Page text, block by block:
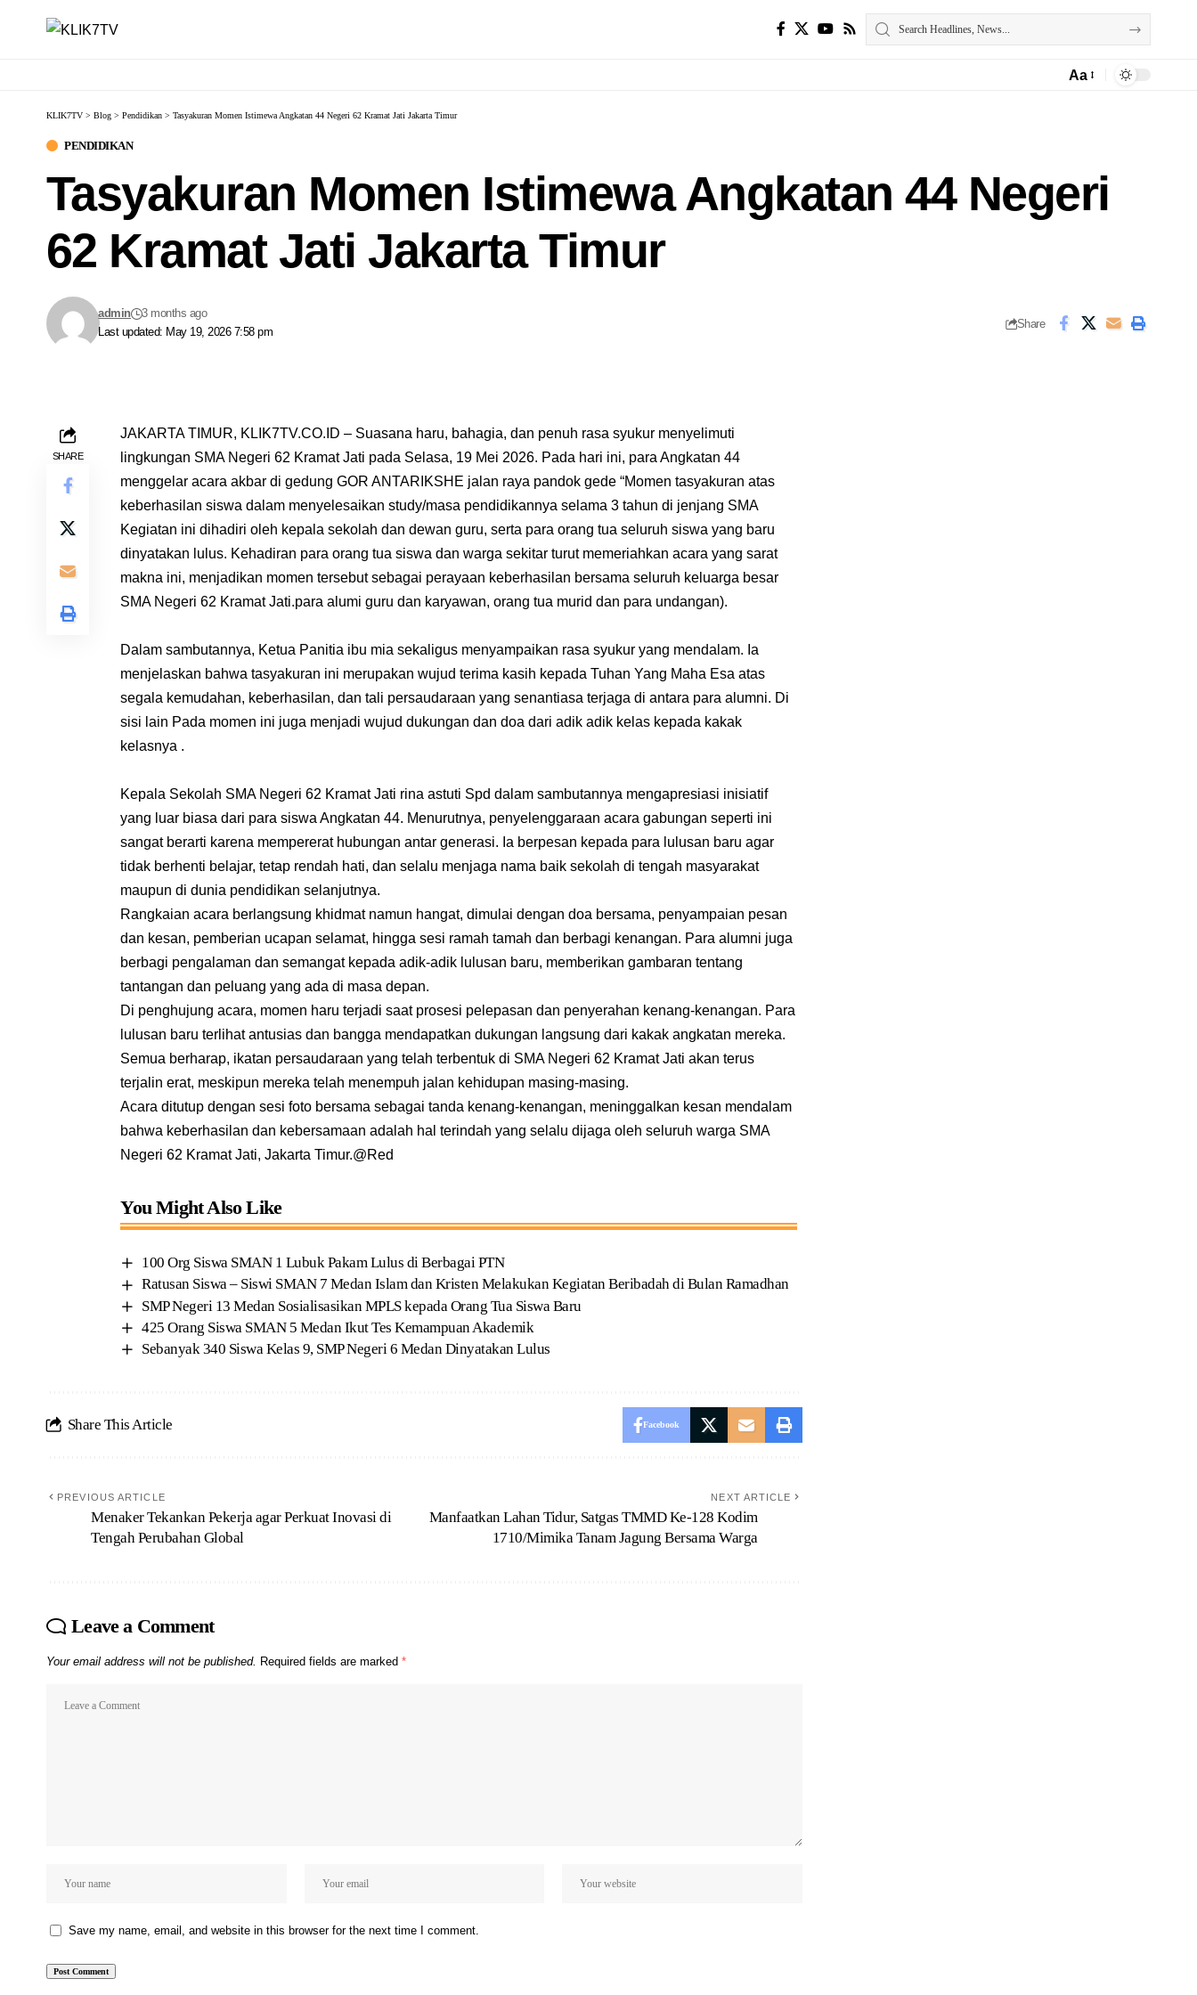
Aa
KLIK7TV > Blog > Pendidikan > Tasyakuran Momen Istimewa Angkatan 44 Negeri 62 Kramat Jati Jakarta Timur
PENDIDIKAN
Tasyakuran Momen Istimewa Angkatan 44 Negeri
62 Kramat Jati Jakarta Timur
Last updated: May 19, 2026 7:58 pm
admin 3 months ago
Share
SHARE
JAKARTA TIMUR, KLIK7TV.CO.ID – Suasana haru, bahagia, dan penuh rasa syukur menyelimuti
lingkungan SMA Negeri 62 Kramat Jati pada Selasa, 19 Mei 2026. Pada hari ini, para Angkatan 44
menggelar acara akbar di gedung GOR ANTARIKSHE jalan raya pandok gede “Momen tasyakuran atas
keberhasilan siswa dalam menyelesaikan study/masa pendidikannya selama 3 tahun di jenjang SMA
Kegiatan ini dihadiri oleh kepala sekolah dan dewan guru, serta para orang tua seluruh siswa yang baru
dinyatakan lulus. Kehadiran para orang tua siswa dan warga sekitar turut memeriahkan acara yang sarat
makna ini, menjadikan momen tersebut sebagai perayaan keberhasilan bersama seluruh keluarga besar
SMA Negeri 62 Kramat Jati.para alumi guru dan karyawan, orang tua murid dan para undangan).
Dalam sambutannya, Ketua Panitia ibu mia sekaligus menyampaikan rasa syukur yang mendalam. Ia
menjelaskan bahwa tasyakuran ini merupakan wujud terima kasih kepada Tuhan Yang Maha Esa atas
segala kemudahan, keberhasilan, dan tali persaudaraan yang senantiasa terjaga di antara para alumni. Di
sisi lain Pada momen ini juga menjadi wujud dukungan dan doa dari adik adik kelas kepada kakak
kelasnya .
Kepala Sekolah SMA Negeri 62 Kramat Jati rina astuti Spd dalam sambutannya mengapresiasi inisiatif
yang luar biasa dari para siswa Angkatan 44. Menurutnya, penyelenggaraan acara gabungan seperti ini
sangat berarti karena mempererat hubungan antar generasi. Ia berpesan kepada para lulusan baru agar
tidak berhenti belajar, tetap rendah hati, dan selalu menjaga nama baik sekolah di tengah masyarakat
maupun di dunia pendidikan selanjutnya.
Rangkaian acara berlangsung khidmat namun hangat, dimulai dengan doa bersama, penyampaian pesan
dan kesan, pemberian ucapan selamat, hingga sesi ramah tamah dan berbagi kenangan. Para alumni juga
berbagi pengalaman dan semangat kepada adik-adik lulusan baru, memberikan gambaran tentang
tantangan dan peluang yang ada di masa depan.
Di penghujung acara, momen haru terjadi saat prosesi pelepasan dan penyerahan kenang-kenangan. Para
lulusan baru terlihat antusias dan bangga mendapatkan dukungan langsung dari kakak angkatan mereka.
Semua berharap, ikatan persaudaraan yang telah terbentuk di SMA Negeri 62 Kramat Jati akan terus
terjalin erat, meskipun mereka telah menempuh jalan kehidupan masing-masing.
Acara ditutup dengan sesi foto bersama sebagai tanda kenang-kenangan, meninggalkan kesan mendalam
bahwa keberhasilan dan kebersamaan adalah hal terindah yang selalu dijaga oleh seluruh warga SMA
Negeri 62 Kramat Jati, Jakarta Timur.@Red
You Might Also Like
100 Org Siswa SMAN 1 Lubuk Pakam Lulus di Berbagai PTN
Ratusan Siswa – Siswi SMAN 7 Medan Islam dan Kristen Melakukan Kegiatan Beribadah di Bulan Ramadhan
SMP Negeri 13 Medan Sosialisasikan MPLS kepada Orang Tua Siswa Baru
425 Orang Siswa SMAN 5 Medan Ikut Tes Kemampuan Akademik
Sebanyak 340 Siswa Kelas 9, SMP Negeri 6 Medan Dinyatakan Lulus
Share This Article Facebook
PREVIOUS ARTICLE
Menaker Tekankan Pekerja agar Perkuat Inovasi di
Tengah Perubahan Global
NEXT ARTICLE
Manfaatkan Lahan Tidur, Satgas TMMD Ke-128 Kodim
1710/Mimika Tanam Jagung Bersama Warga
Leave a Comment
Your email address will not be published. Required fields are marked *
Save my name, email, and website in this browser for the next time I comment.